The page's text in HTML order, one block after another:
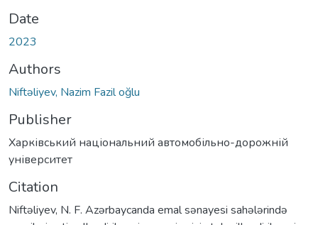
Date
2023
Authors
Niftəliyev, Nazim Fazil oğlu
Publisher
Харківський національний автомобільно-дорожній
університет
Citation
Niftəliyev, N. F. Azərbaycanda emal sənayesi sahələrində